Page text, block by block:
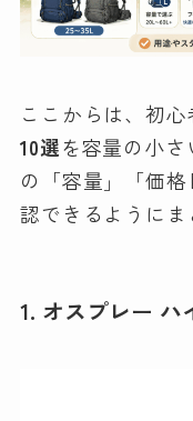
ここからは、初
10選を容量の小
の「容量」「価
認できるようにま
1. オスプレー ハ